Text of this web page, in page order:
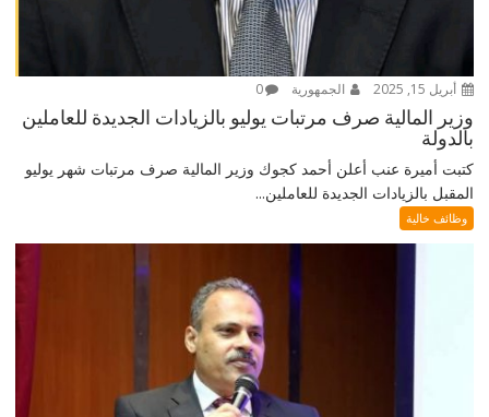
أبريل 15, 2025 الجمهورية 0
وزير المالية صرف مرتبات يوليو بالزيادات الجديدة للعاملين
بالدولة
كتبت أميرة عنب أعلن أحمد كجوك وزير المالية صرف مرتبات شهر يوليو
المقبل بالزيادات الجديدة للعاملين...
وظائف خالية